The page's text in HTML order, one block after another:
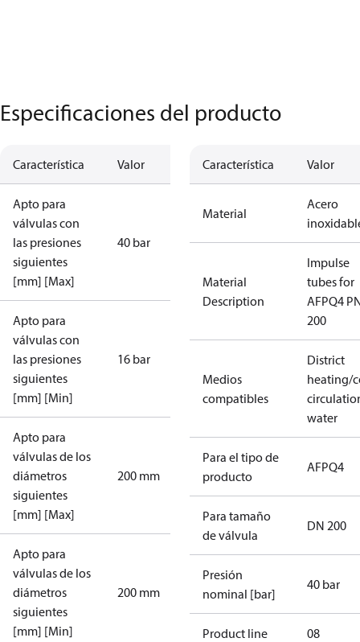
Especificaciones del producto
Característica Valor
Apto para
válvulas con
las presiones
siguientes
[mm] [Max]
40 bar
Apto para
válvulas con
las presiones
siguientes
[mm] [Min]
16 bar
Apto para
válvulas de los
diámetros
siguientes
[mm] [Max]
200 mm
Apto para
válvulas de los
diámetros
siguientes
[mm] [Min]
200 mm
Característica Valor
Material
Acero
Material
Description
Impulse
tubes for
AFPQ4
200
Medios
compatibles
District
heating/
water
Para el tipo de
producto
AFPQ4
Para tamaño
de válvula
DN 200
Presión
nominal [bar]
40 bar
Product line 08